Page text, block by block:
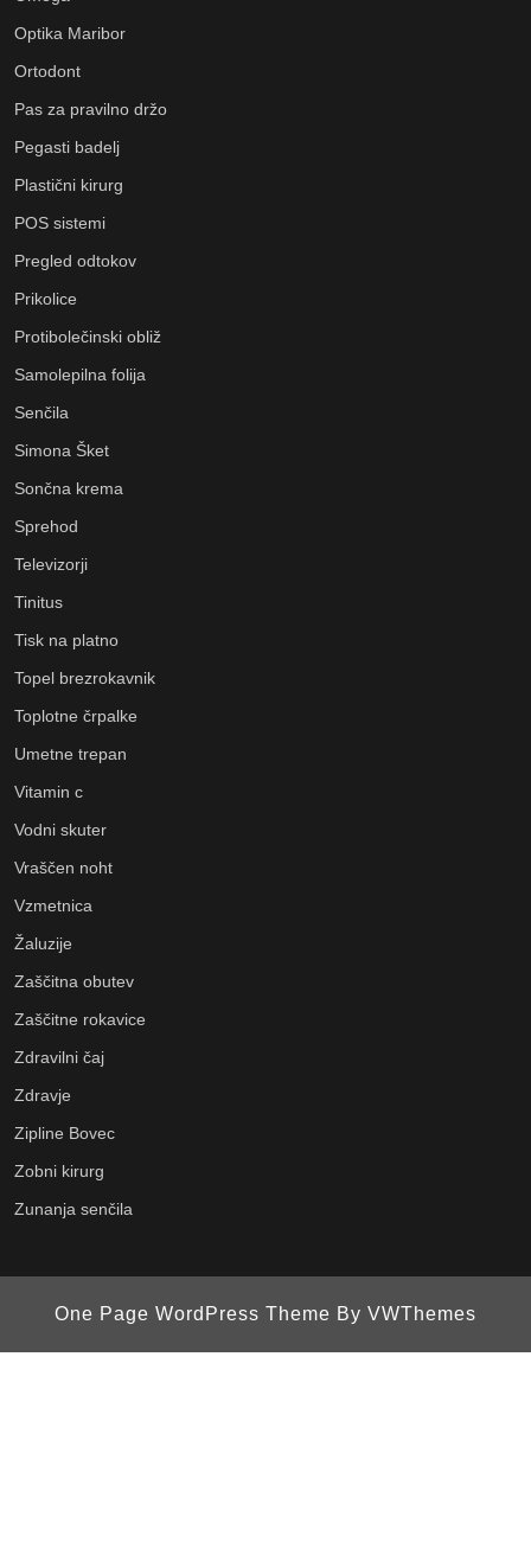
Optika Maribor
Ortodont
Pas za pravilno držo
Pegasti badelj
Plastični kirurg
POS sistemi
Pregled odtokov
Prikolice
Protibolečinski obliž
Samolepilna folija
Senčila
Simona Šket
Sončna krema
Sprehod
Televizorji
Tinitus
Tisk na platno
Topel brezrokavnik
Toplotne črpalke
Umetne trepan
Vitamin c
Vodni skuter
Vraščen noht
Vzmetnica
Žaluzije
Zaščitna obutev
Zaščitne rokavice
Zdravilni čaj
Zdravje
Zipline Bovec
Zobni kirurg
Zunanja senčila
One Page WordPress Theme By VWThemes